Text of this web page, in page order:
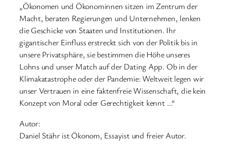
„Ökonomen und Ökonominnen sitzen im Zentrum der
Macht, beraten Regierungen und Unternehmen, lenken
die Geschicke von Staaten und Institutionen. Ihr
gigantischer Einfluss erstreckt sich von der Politik bis in
unsere Privatsphäre, sie bestimmen die Höhe unseres
Lohns und unser Match auf der Dating App. Ob in der
Klimakatastrophe oder der Pandemie: Weltweit legen wir
unser Vertrauen in eine faktenfreie Wissenschaft, die kein
Konzept von Moral oder Gerechtigkeit kennt …“
Autor:
Daniel Stähr ist Ökonom, Essayist und freier Autor.